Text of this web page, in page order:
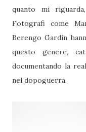
quanto mi
Fotografi come
Berengo Gardin
questo genere,
documentando la
nel dopoguerra.